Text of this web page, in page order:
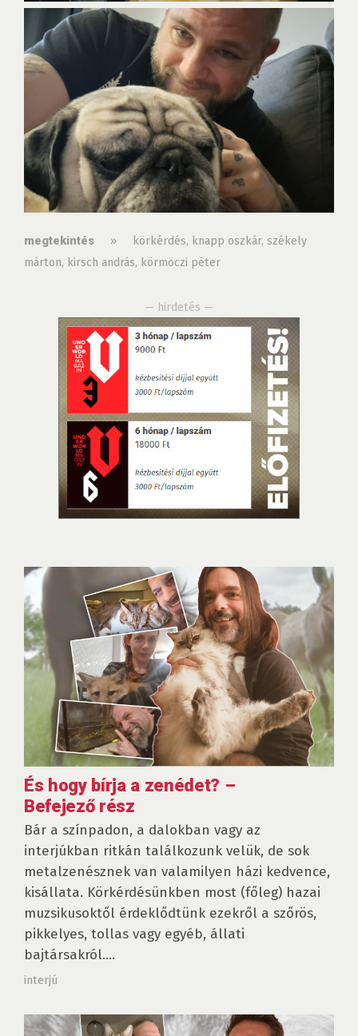
megtekintés » körkérdés, knapp oszkár, székely
márton, kirsch andrás, körmöczi péter
— hirdetés —
És hogy bírja a zenédet? –
Befejező rész
Bár a színpadon, a dalokban vagy az
interjúkban ritkán találkozunk velük, de sok
metalzenésznek van valamilyen házi kedvence,
kisállata. Körkérdésünkben most (főleg) hazai
muzsikusoktől érdeklődtünk ezekről a szőrös,
pikkelyes, tollas vagy egyéb, állati
bajtársakról....
interjú